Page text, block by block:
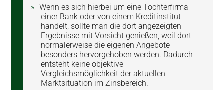
Wenn es sich hierbei um eine Tochterfirma
einer Bank oder von einem Kreditinstitut
handelt, sollte man die dort angezeigten
Ergebnisse mit Vorsicht genießen, weil dort
normalerweise die eigenen Angebote
besonders hervorgehoben werden. Dadurch
entsteht keine objektive
Vergleichsmöglichkeit der aktuellen
Marktsituation im Zinsbereich.